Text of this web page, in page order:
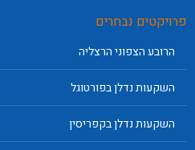
פרויקטים נבחרים
הרובע הצפוני הרצליה
השקעות נדלן בפורטוגל
השקעות נדלן בקפריסין